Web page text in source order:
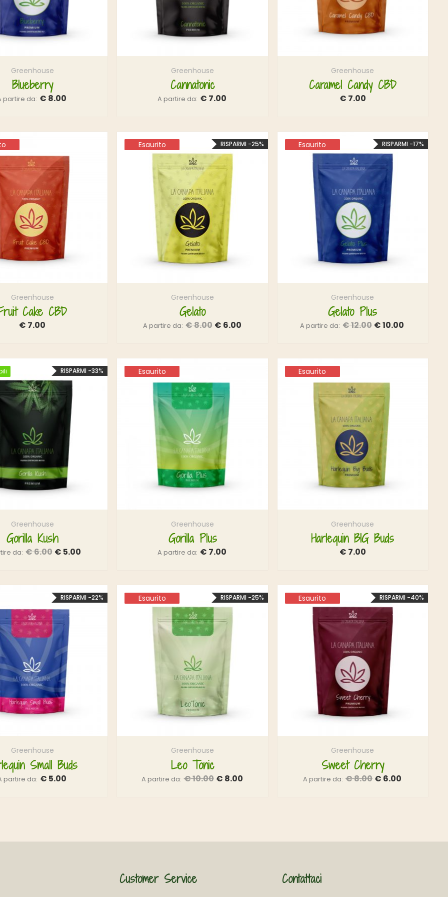
Greenhouse
Blueberry
partire da: € 8.00
Greenhouse
Cannatonic
A partire da: € 7.00
Greenhouse
Caramel Candy CBD
€ 7.00
Greenhouse
Cake CBD
€ 7.00
RISPARMI -25%
Esaurito
Esaurito
Greenhouse
Gelato
A partire da: €8.00 € 6.00
RISPARMI -17%
Esaurito
Esaurito
Greenhouse
Gelato Plus
A partire da: €12.00€10.00
RISPARMI -33%
Greenhouse
Gorilla Kush
da: €6.00 € 5.00
Esaurito
Esaurito
Greenhouse
Gorilla Plus
A partire da: € 7.00
Esaurito
Esaurito
Greenhouse
Harlequin BIG Buds
€ 7.00
RISPARMI -22%
Greenhouse
Small Buds
partire da: € 5.00
RISPARMI -25%
Esaurito
Esaurito
Greenhouse
Leo Tonic
A partire da: €10.00 € 8.00
RISPARMI -40%
Esaurito
Esaurito
Greenhouse
Sweet Cherry
A partire da: €8.00 € 6.00
Customer Service Contattaci